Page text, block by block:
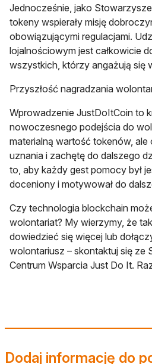
Jednocześnie, jako
tokeny wspierały misję
obowiązującymi regulacjami.
lojalnościowym jest całkowicie
wszystkich, którzy angażują się
Przyszłość nagradzania
Wprowadzenie JustDoItCoin to
nowoczesnego podejścia do
materialną wartość tokenów,
uznania i zachętę do dalszego
to, aby każdy gest pomocy był
doceniony i motywował do
Czy technologia blockchain
wolontariat? My wierzymy, że
dowiedzieć się więcej lub
wolontariusz – skontaktuj się ze
Centrum Wsparcia Just Do It.
Dodaj informację do